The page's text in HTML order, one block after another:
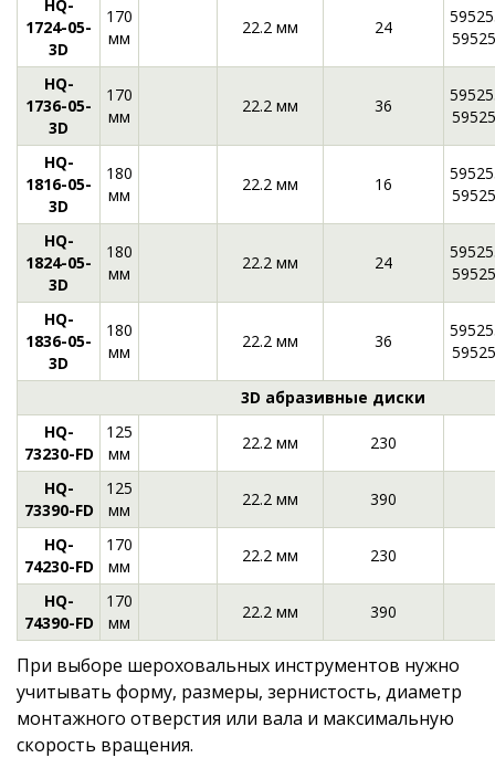
HQ-
1724-05-
3D
170
мм
22.2 мм 24
HQ-
1736-05-
3D
170
мм
22.2 мм 36
HQ-
1816-05-
3D
180
мм
22.2 мм 16
HQ-
1824-05-
3D
180
мм
22.2 мм 24
HQ-
1836-05-
3D
180
мм
22.2 мм 36
3D абразивные диски
HQ-
73230-FD
125
мм
22.2 мм 230
HQ-
73390-FD
125
мм
22.2 мм 390
HQ-
74230-FD
170
мм
22.2 мм 230
HQ-
74390-FD
170
мм
22.2 мм 390
При выборе шероховальных инструментов нужно
учитывать форму, размеры, зернистость, диаметр
монтажного отверстия или вала и максимальную
скорость вращения.